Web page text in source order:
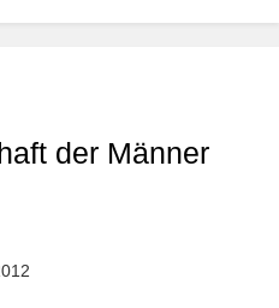
der Männer